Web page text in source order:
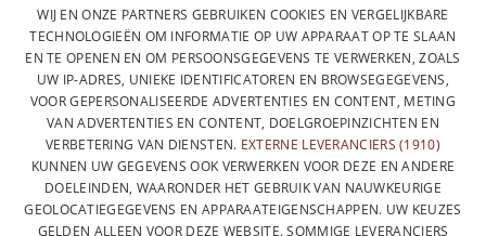
PRIVACYBELEID
ALGEMENE VERKOOPVOORWAARDEN
SITEMAP
FRENCH
DUTCH
ENGLISH
WIJ EN ONZE PARTNERS GEBRUIKEN COOKIES EN VERGELIJKBARE
TECHNOLOGIEËN OM INFORMATIE OP UW APPARAAT OP TE SLAAN
EN TE OPENEN EN OM PERSOONSGEGEVENS TE VERWERKEN, ZOALS
UW IP-ADRES, UNIEKE IDENTIFICATOREN EN BROWSEGEGEVENS,
VOOR GEPERSONALISEERDE ADVERTENTIES EN CONTENT, METING
VAN ADVERTENTIES EN CONTENT, DOELGROEPINZICHTEN EN
VERBETERING VAN DIENSTEN. EXTERNE LEVERANCIERS (1910)
KUNNEN UW GEGEVENS OOK VERWERKEN VOOR DEZE EN ANDERE
DOELEINDEN, WAARONDER HET GEBRUIK VAN NAUWKEURIGE
GEOLOCATIEGEGEVENS EN APPARAATEIGENSCHAPPEN. UW KEUZES
GELDEN ALLEEN VOOR DEZE WEBSITE. SOMMIGE LEVERANCIERS